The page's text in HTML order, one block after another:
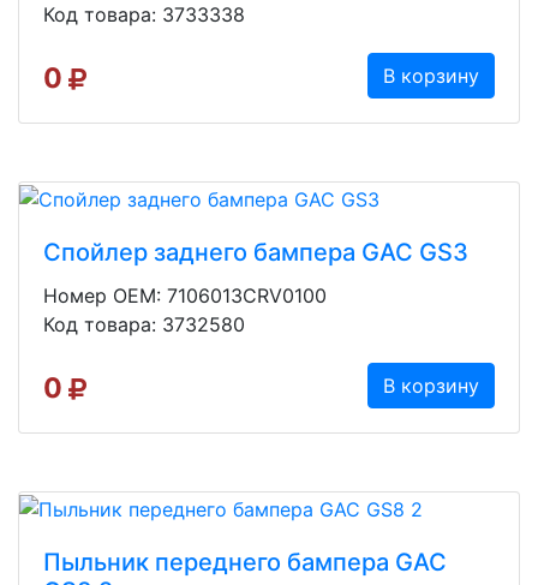
Код товара: 3733338
0 В корзину
Спойлер заднего бампера GAC GS3
Номер OEM: 7106013CRV0100
Код товара: 3732580
0 В корзину
Пыльник переднего бампера GAC